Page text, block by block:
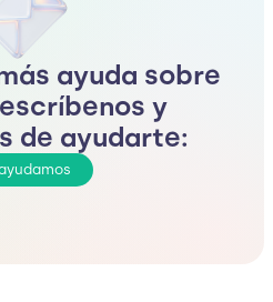
ayuda sobre
y
de ayudarte: